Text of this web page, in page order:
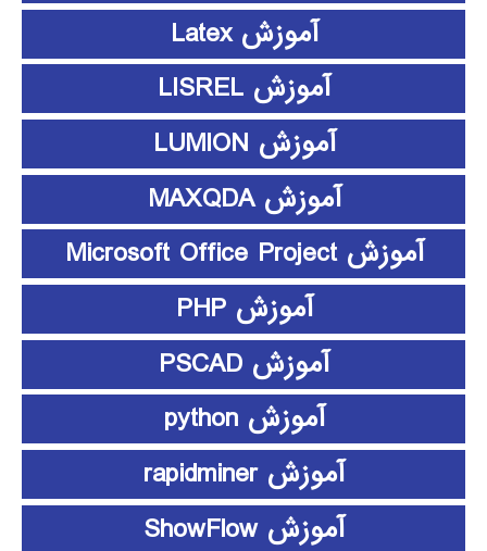
آموزش Latex
آموزش LISREL
آموزش LUMION
آموزش MAXQDA
آموزش Microsoft Office Project
آموزش PHP
آموزش PSCAD
آموزش python
آموزش rapidminer
آموزش ShowFlow